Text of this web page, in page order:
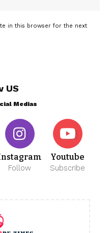
in this browser for the next
US
Medias
Follow
Youtube
Subscribe